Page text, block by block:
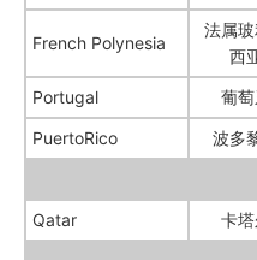
French Polynesia
法属
西
Portugal 葡
PuertoRico
波多
Qatar 卡